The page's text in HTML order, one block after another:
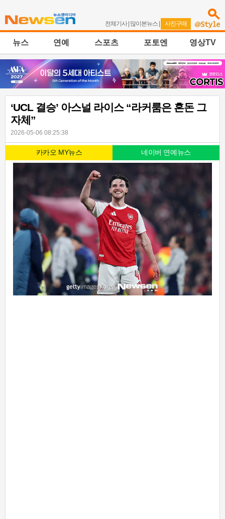
전체기사| 많이본뉴스 | 사진구매
뉴스 연예 스포츠 포토엔 영상TV
‘UCL 결승’ 아스널 라이스 “라커룸은 혼돈 그
자체”
2026-05-06 08:25:38
카카오 MY뉴스 네이버 연예뉴스